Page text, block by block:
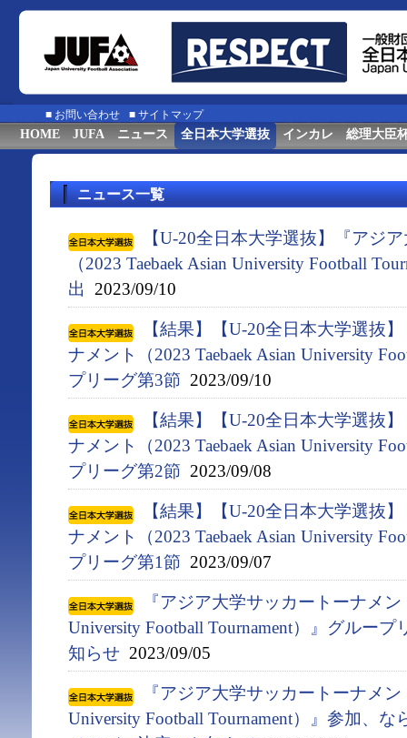
■ お問い合わせ ■ サイトマップ
HOME JUFA ニュース 全日本大学選抜 インカレ 総理大臣
ニュース一覧
【U-20全日本大学選抜】『アジ
（2023 Taebaek Asian University Football
出
2023/09/10
【結果】【U-20全日本大学選抜
ナメント（2023 Taebaek Asian University
プリーグ第3節 2023/09/10
【結果】【U-20全日本大学選抜
ナメント（2023 Taebaek Asian University
プリーグ第2節 2023/09/08
【結果】【U-20全日本大学選抜
ナメント（2023 Taebaek Asian University
プリーグ第1節 2023/09/07
『アジア⼤学サッカートーナメン
University Football Tournament）』グルー
知らせ 2023/09/05
『アジア⼤学サッカートーナメン
University Football Tournament）』参加、